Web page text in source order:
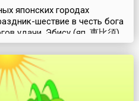
японских городах
шествие в честь бога
удачи. Эбису (яп. 恵比須)
покровителем рыбаков и
что богиня Солнца
превратила в рыбака,
хлеб насущный. Поэтому-то
людей этих п...